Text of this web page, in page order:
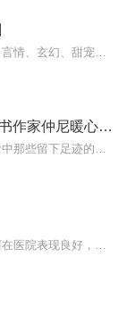
谢谢你曾来过我的世界 | 畅销书作家仲尼暖心之作